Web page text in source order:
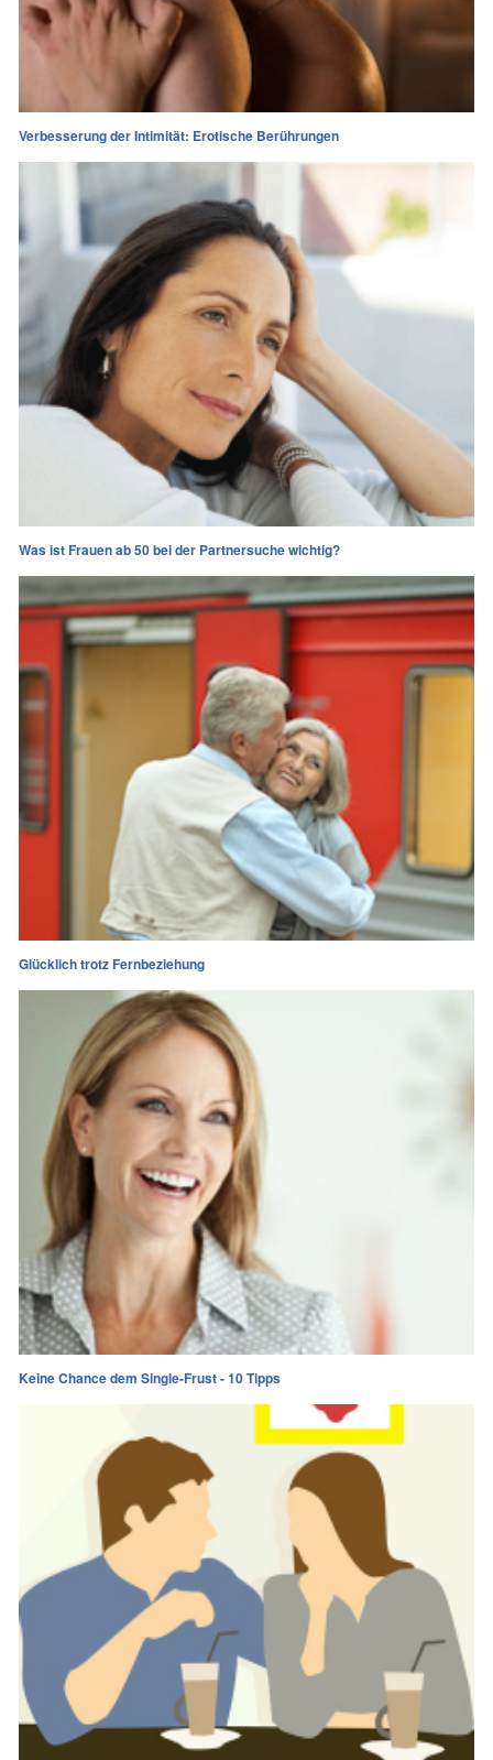
Verbesserung der Intimität: Erotische Berührungen
Was ist Frauen ab 50 bei der Partnersuche wichtig?
Glücklich trotz Fernbeziehung
Keine Chance dem Single-Frust - 10 Tipps